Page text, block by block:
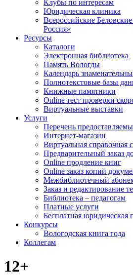
Клубы по интересам
Юридическая клиника
Всероссийские
Россия»
Ресурсы
Каталоги
Электронная библиотека
Память Вологды
Календарь
Полнотекстовые базы
Книжные памятники
Online тест проверки
Виртуальные выставки
Услуги
Перечень
Интернет-магазин
Виртуальная справочная
Предварительный заказ
Online продление книг
Online заказ копий
Межбиблиотечный
Заказ и редактирование
Библиотека – педагогам
Платные услуги
Бесплатная юридическая
Конкурсы
Вологодская книга года
Коллегам
12+